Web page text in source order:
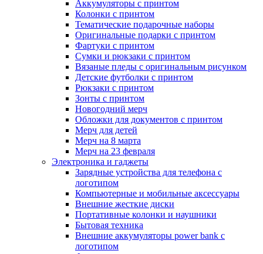
Аккумуляторы с принтом
Колонки с принтом
Тематические подарочные наборы
Оригинальные подарки с принтом
Фартуки с принтом
Сумки и рюкзаки с принтом
Вязаные пледы с оригинальным рисунком
Детские футболки с принтом
Рюкзаки с принтом
Зонты с принтом
Новогодний мерч
Обложки для документов с принтом
Мерч для детей
Мерч на 8 марта
Мерч на 23 февраля
Электроника и гаджеты
Зарядные устройства для телефона с
логотипом
Компьютерные и мобильные аксессуары
Внешние жесткие диски
Портативные колонки и наушники
Бытовая техника
Внешние аккумуляторы power bank с
логотипом